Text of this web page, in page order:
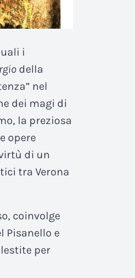
i
della
nel
dei magi di
la preziosa
opere
di un
tra Verona
coinvolge
Pisanello e
per